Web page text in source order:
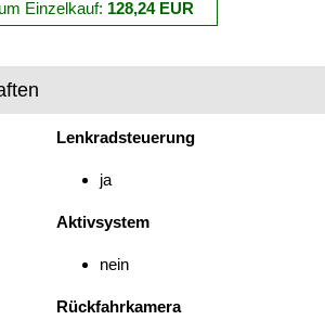
Einzelkauf: 128,24 EUR
Lenkradsteuerung
ja
Aktivsystem
nein
Rückfahrkamera